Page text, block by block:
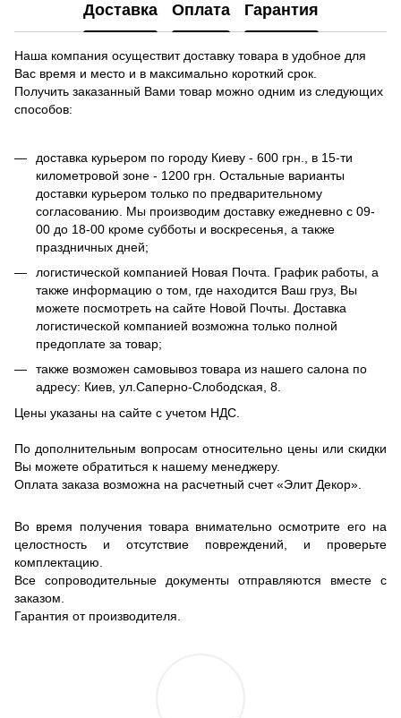
Доставка Оплата Гарантия
Наша компания осуществит доставку товара в удобное для
Вас время и место и в максимально короткий срок.
Получить заказанный Вами товар можно одним из следующих
способов:
доставка курьером по городу Киеву - 600 грн., в 15-ти
километровой зоне - 1200 грн. Остальные варианты
доставки курьером только по предварительному
согласованию. Мы производим доставку ежедневно с 09-
00 до 18-00 кроме субботы и воскресенья, а также
праздничных дней;
логистической компанией Новая Почта. График работы, а
также информацию о том, где находится Ваш груз, Вы
можете посмотреть на сайте Новой Почты. Доставка
логистической компанией возможна только полной
предоплате за товар;
также возможен самовывоз товара из нашего салона по
адресу: Киев, ул.Саперно-Слободская, 8.
Цены указаны на сайте с учетом НДС.
По дополнительным вопросам относительно цены или скидки
Вы можете обратиться к нашему менеджеру.
Оплата заказа возможна на расчетный счет «Элит Декор».
Во время получения товара внимательно осмотрите его на
целостность и отсутствие повреждений, и проверьте
комплектацию.
Все сопроводительные документы отправляются вместе с
заказом.
Гарантия от производителя.